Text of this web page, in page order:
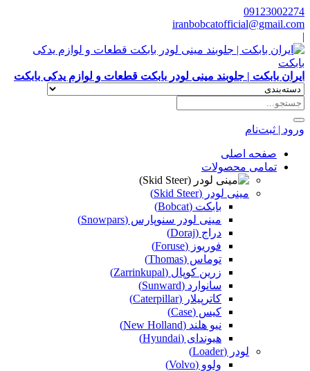
09123002274
iranbobcatofficial@gmail.com
|
ایران بابکت | جلوبند مینی لودر بابکت قطعات و لوازم یدکی بابکت
ورود | ثبت‌نام
صفحه اصلی
تمامی محصولات
مینی لودر (Skid Steer)
بابکت (Bobcat)
مینی لودر سنوپارس (Snowpars)
دراج (Doraj)
فوریوز (Foruse)
توماس (Thomas)
زرین کوپال (Zarrinkupal)
سانوارد (Sunward)
کاترپیلار (Caterpillar)
کیس (Case)
نیو هلند (New Holland)
هیوندای (Hyundai)
لودر (Loader)
ولوو (Volvo)